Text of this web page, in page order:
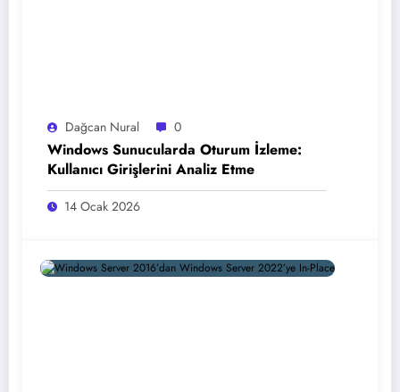
Dağcan Nural 0
Windows Sunucularda Oturum İzleme:
Kullanıcı Girişlerini Analiz Etme
14 Ocak 2026